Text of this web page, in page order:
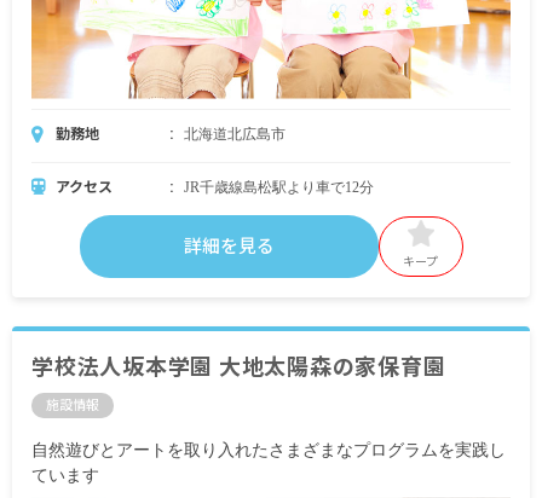
勤務地 北海道北広島市
アクセス JR千歳線島松駅より車で12分
詳細を見る
キープ
学校法人坂本学園 大地太陽森の家保育園
施設情報
自然遊びとアートを取り入れたさまざまなプログラムを実践し
ています